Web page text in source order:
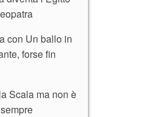
con Un ballo in
forse fin
Scala ma non è